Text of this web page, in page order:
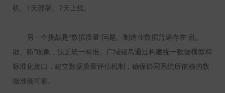
机、 1 天部署、 7天上线。
另一个挑战是“数据质量”问题。制造业数据普遍存在“乱、
散、断”现象，缺乏统一标准。广域铭岛通过构建统一数据模型和
标准化接口，建立数据质量评估机制，确保协同系统所依赖的数
据准确可靠。